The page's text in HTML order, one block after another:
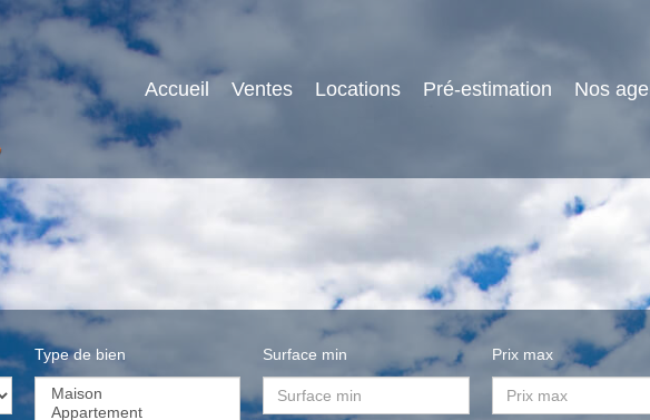
Accueil Ventes Locations Pré-estimation Nos
Type de bien Surface min Prix max